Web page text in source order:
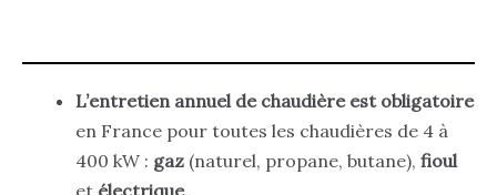
L’entretien annuel de chaudière est obligatoire
en France pour toutes les chaudières de 4 à
400 kW : gaz (naturel, propane, butane), fioul
et électrique.